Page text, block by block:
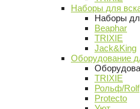
Наборы для
Наборы
Beaphar
TRIXIE
Jack&King
Оборудование
TRIXIE
Рольф/Rolf
Protecto